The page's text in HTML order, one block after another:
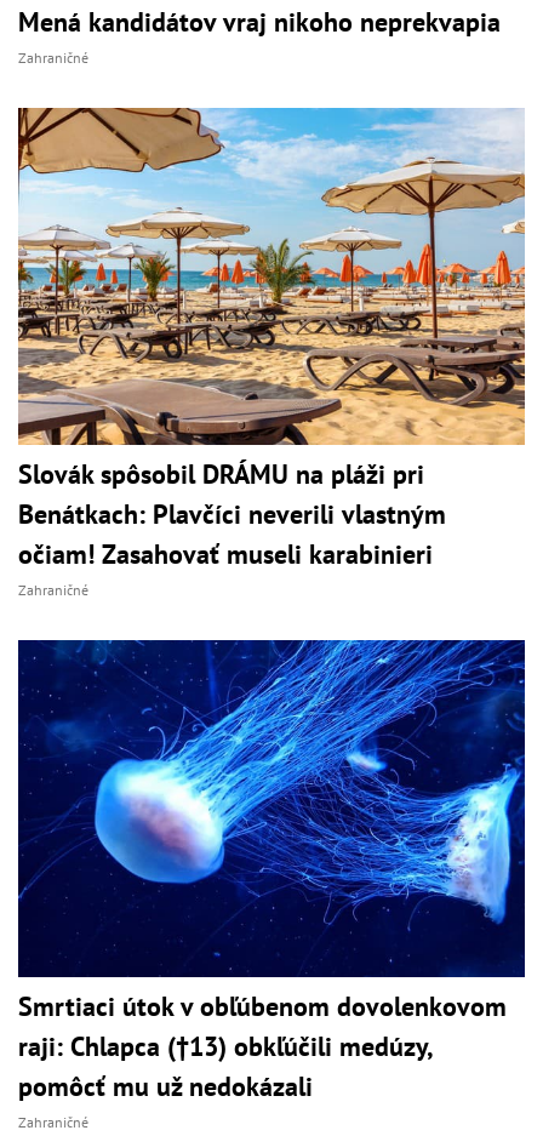
Mená kandidátov vraj nikoho neprekvapia
Zahraničné
Slovák spôsobil DRÁMU na pláži pri
Benátkach: Plavčíci neverili vlastným
očiam! Zasahovať museli karabinieri
Zahraničné
Smrtiaci útok v obľúbenom dovolenkovom
raji: Chlapca (†13) obkľúčili medúzy,
pomôcť mu už nedokázali
Zahraničné